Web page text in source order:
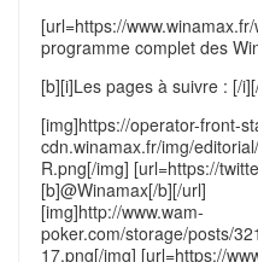
[url=https://
programme complet des
[b][i]Les pages à suivre : [/
[img]https://operator-front-
cdn.winamax.fr/img/
R.png[/img] [url=https://
[b]@Winamax[/b][/url]
[img]http://www.wam-
poker.com/storage/posts/
17.png[/img] [url=https://